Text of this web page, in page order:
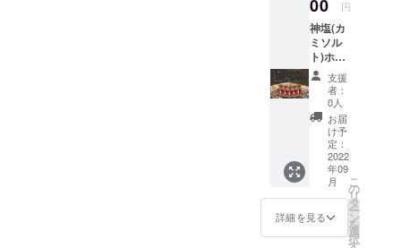
キーニ
等 また
サラダ
にも良
く合い
ます。
にぎ
り、お
茶漬
け、と
り天、
天ぷ
ら、サ
ラダな
どによ
く合い
ます。
00 円
神塩(カ
ミソル
ト)ホッ
トスパ
イス5本
セッ
ト ※ア
レルゲ
ン胡
麻 主
原料の
原産国
日本 和
食全般
に特に
よく合
支援
者：
0人
お届
け予
定：
2022
年09
月
詳細を見る
こ
の
リ
タ
ー
ン
を
選
択